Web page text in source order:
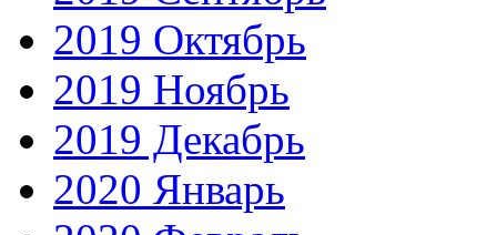
2019 Октябрь
2019 Ноябрь
2019 Декабрь
2020 Январь